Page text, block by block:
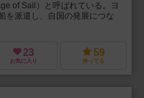
of Sail）と呼ばれている。ヨ
を派遣し、自国の発展につな
23
お気に入り
59
持ってる